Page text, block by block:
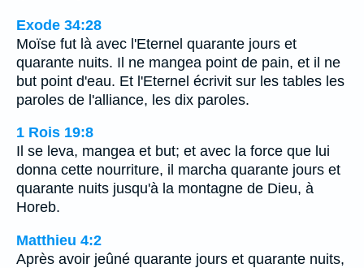
Exode 34:28
Moïse fut là avec l'Eternel quarante jours et
quarante nuits. Il ne mangea point de pain, et il ne
but point d'eau. Et l'Eternel écrivit sur les tables les
paroles de l'alliance, les dix paroles.
1 Rois 19:8
Il se leva, mangea et but; et avec la force que lui
donna cette nourriture, il marcha quarante jours et
quarante nuits jusqu'à la montagne de Dieu, à
Horeb.
Matthieu 4:2
Après avoir jeûné quarante jours et quarante nuits,